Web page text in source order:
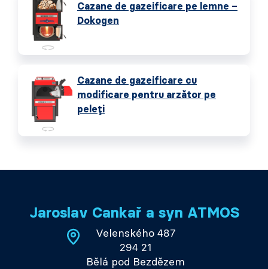
Cazane de gazeificare pe lemne –
Dokogen
Cazane de gazeificare cu
modificare pentru arzător pe
peleți
Jaroslav Cankař a syn ATMOS
Velenského 487
294 21
Bělá pod Bezdězem